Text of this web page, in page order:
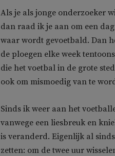
Als je als jonge onderzoeker
dan raad ik je aan om een
waar wordt gevoetbald. Dan
de ploegen elke week
die het voetbal in de grote
ook om mismoedig van te
Sinds ik weer aan het
vanwege een liesbreuk en
is veranderd. Eigenlijk al
zetten: om de twee uur